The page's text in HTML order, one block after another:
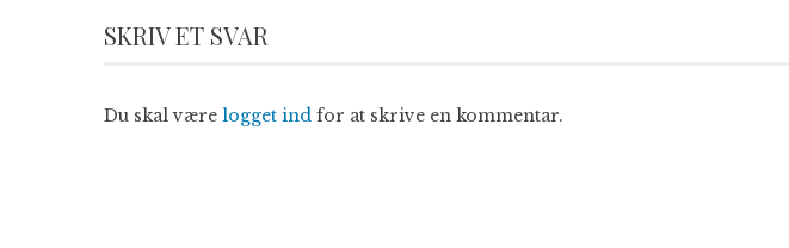
SKRIV ET SVAR
Du skal være logget ind for at skrive en kommentar.